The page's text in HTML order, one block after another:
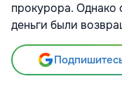
прокурора. Однако
деньги были